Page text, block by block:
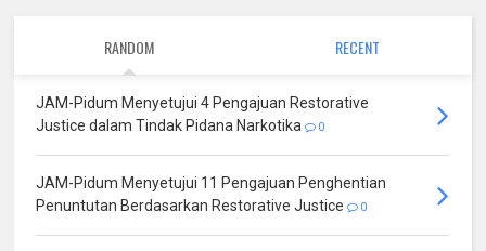
RANDOM RECENT
JAM-Pidum Menyetujui 4 Pengajuan Restorative
Justice dalam Tindak Pidana Narkotika
0
JAM-Pidum Menyetujui 11 Pengajuan Penghentian
Penuntutan Berdasarkan Restorative Justice
0